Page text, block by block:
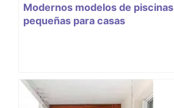
Modernos modelos de piscinas
pequeñas para casas